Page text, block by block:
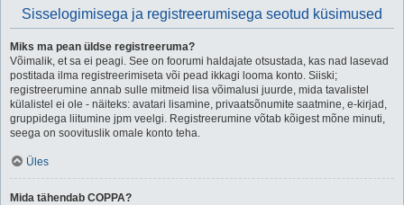
Sisselogimisega ja registreerumisega seotud küsimused
Miks ma pean üldse registreeruma?
Võimalik, et sa ei peagi. See on foorumi haldajate otsustada, kas nad lasevad
postitada ilma registreerimiseta või pead ikkagi looma konto. Siiski;
registreerumine annab sulle mitmeid lisa võimalusi juurde, mida tavalistel
külalistel ei ole - näiteks: avatari lisamine, privaatsõnumite saatmine, e-kirjad,
gruppidega liitumine jpm veelgi. Registreerumine võtab kõigest mõne minuti,
seega on soovituslik omale konto teha.
Üles
Mida tähendab COPPA?